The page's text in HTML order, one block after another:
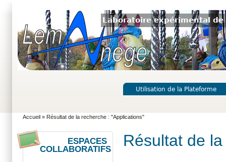
Laboratoire expérimental
Utilisation de la Plateforme
Accueil » Résultat de la recherche : "Applications"
Résultat de
ESPACES
COLLABORATIFS